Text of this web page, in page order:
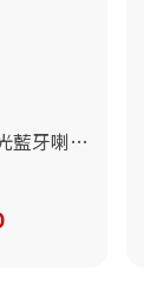
藍牙喇叭